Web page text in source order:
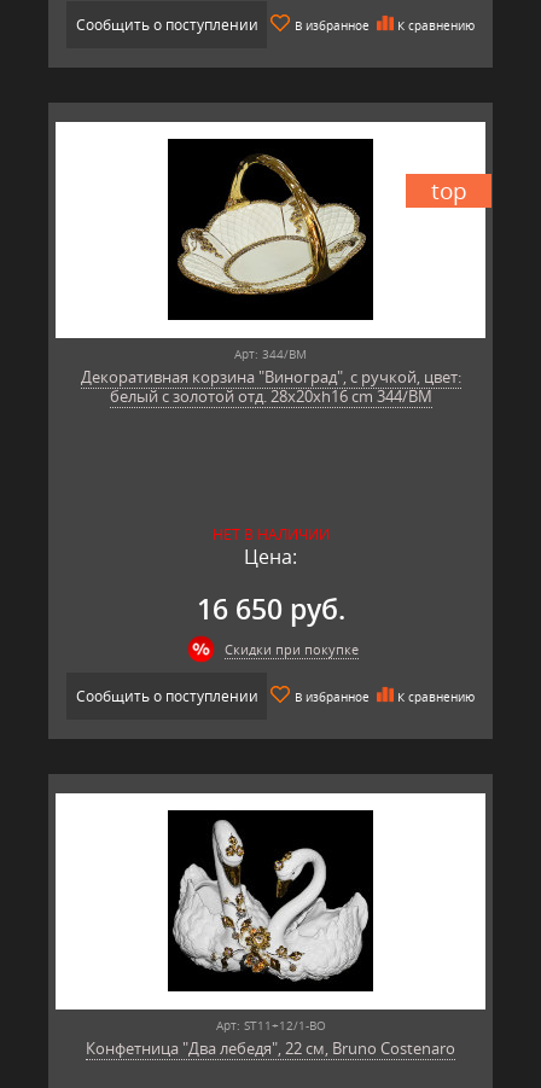
Сообщить о поступлении В избранное К сравнению
top
Арт: 344/BM
Декоративная корзина "Виноград", с ручкой, цвет:
белый с золотой отд. 28х20xh16 cm 344/BM
НЕТ В НАЛИЧИИ
Цена:
16 650 руб.
Скидки при покупке
Сообщить о поступлении В избранное К сравнению
Арт: ST11+12/1-BO
Конфетница "Два лебедя", 22 см, Bruno Costenaro